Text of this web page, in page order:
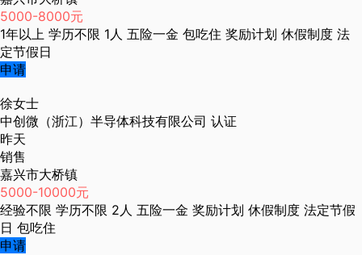
5000-8000元
1年以上 学历不限 1人 五险一金 包吃住 奖励计划 休假制度 法
定节假日
申请
徐女士
中创微（浙江）半导体科技有限公司 认证
昨天
销售
嘉兴市大桥镇
5000-10000元
经验不限 学历不限 2人 五险一金 奖励计划 休假制度 法定节假
日 包吃住
申请